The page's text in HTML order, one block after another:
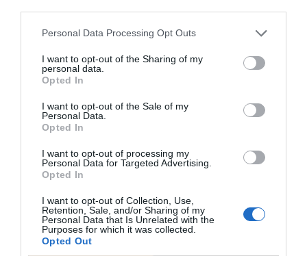
Personal Data Processing Opt Outs
I want to opt-out of the Sharing of my
personal data.
Opted In
I want to opt-out of the Sale of my
Personal Data.
Opted In
I want to opt-out of processing my
Personal Data for Targeted Advertising.
Opted In
I want to opt-out of Collection, Use,
Retention, Sale, and/or Sharing of my
Personal Data that Is Unrelated with the
Purposes for which it was collected.
Opted Out